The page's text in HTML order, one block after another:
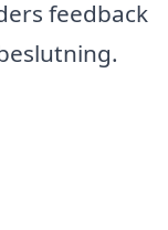
feedback